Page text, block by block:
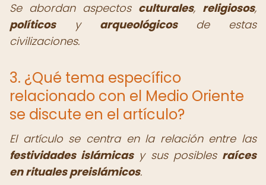
Se abordan aspectos culturales, religiosos,
políticosy arqueológicosde estas
civilizaciones.
3. ¿Qué tema específico
relacionado con el Medio Oriente
se discute en el artículo?
El artículo se centra en la relación entre las
festividades islámicasy sus posibles raíces
en rituales preislámicos.